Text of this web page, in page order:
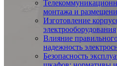
монтажа и
Изготовление
электрооборудования
Влияние
надежность
Безопасность